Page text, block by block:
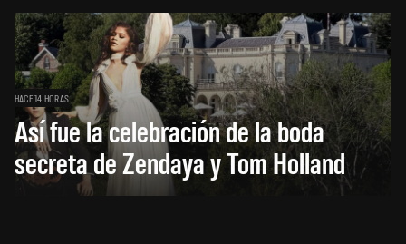
HACE 14 HORAS
Así fue la celebración de la boda
secreta de Zendaya y Tom Holland